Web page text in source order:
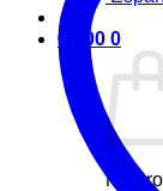
€ 0.00 0
No